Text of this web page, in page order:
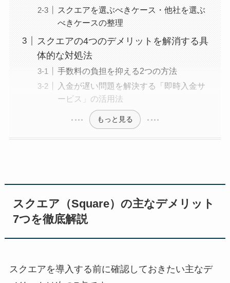
スクエアを選ぶべきケース・他社を選ぶ
べきケースの整理
スクエアの4つのデメリットを解消する具
体的な対処法
手数料の負担を抑える2つの方法
入金が遅い問題を解決する「即時入金サ
ービス」の活用法
もっと見る
スクエア（Square）の主なデメリット
7つを徹底解説
スクエアを導入する前に確認しておきたい主なデ